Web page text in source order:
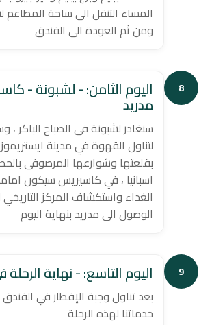
المساء التنقل الى ساحة المطاعم
ومن ثم العودة الى الفندق
8 اليوم الثامن: - لشبونة -
مدريد
سنغادر لشبونة فى الصباح الباكر
لتناول القهوة في مدينة
بقلعتها وشوارعها المرصوفى
اسبانيا ، في كاسيريس سيكون
الغداء واستكشاف المركز التاريخي
الوصول الى مدريد بنهاية اليوم
9 اليوم التاسع: - نهاية
بعد تناول وجبة الإفطار في
خدماتنا لهذه الرحلة